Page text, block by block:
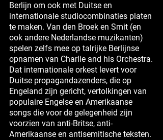
Berlijn om ook met Duitse en
internationale studiocombinaties platen
te maken. Van den Broek en Smit (en
ook andere Nederlandse muzikanten)
spelen zelfs mee op talrijke Berlijnse
opnamen van Charlie and his Orchestra.
Dat internationale orkest levert voor
Duitse propagandazenders, die op
Engeland zijn gericht, vertolkingen van
populaire Engelse en Amerikaanse
songs die voor de gelegenheid zijn
voorzien van anti-Britse, anti-
Amerikaanse en antisemitische teksten.